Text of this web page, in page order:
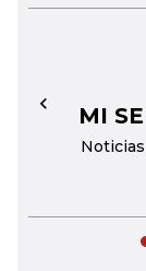
MI
←